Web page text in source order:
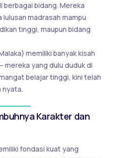
berbagai bidang. Mereka
madrasah mampu
tinggi, maupun bidang
memiliki banyak kisah
mereka yang dulu duduk di
belajar tinggi, kini telah
nyata.
Karakter dan
fondasi kuat yang